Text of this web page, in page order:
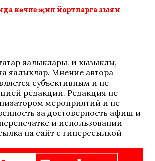
көчле җил йортларга зыян
яңалыклары. иң кызыклы,
яңалыклар. Мнение автора
субъективным и не
редакции. Редакция не
мероприятий и не
за достоверность афиш и
и использовании
на сайт с гиперссылкой